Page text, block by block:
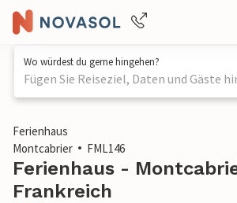
Wo würdest du gerne hingehen?
Fügen Sie Reiseziel, Daten und Gäste
1 / 17
Ferienhaus
Montcabrier
FML146
Ferienhaus -
Frankreich